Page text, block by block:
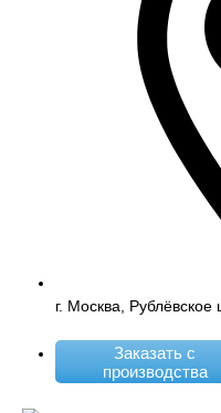
г. Москва, Рублёвское
Заказать с
производства